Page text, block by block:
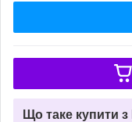
Що таке купити